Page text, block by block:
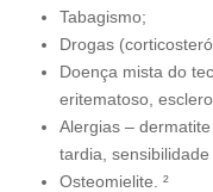
Tabagismo;
Drogas
Doença mista do
eritematoso,
Alergias –
tardia,
Osteomielite. ²